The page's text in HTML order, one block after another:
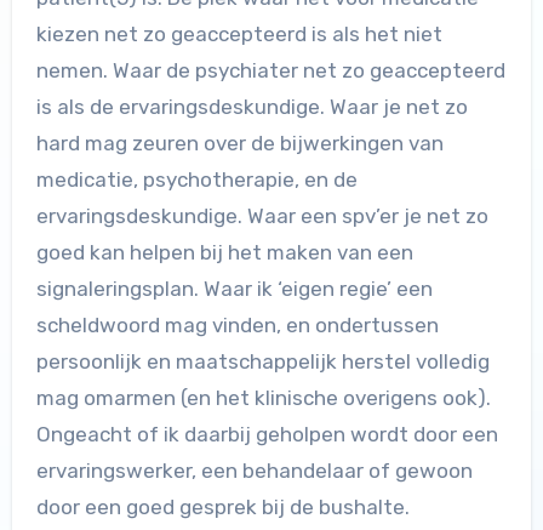
kiezen net zo geaccepteerd is als het niet
nemen. Waar de psychiater net zo geaccepteerd
is als de ervaringsdeskundige. Waar je net zo
hard mag zeuren over de bijwerkingen van
medicatie, psychotherapie, en de
ervaringsdeskundige. Waar een spv’er je net zo
goed kan helpen bij het maken van een
signaleringsplan. Waar ik ‘eigen regie’ een
scheldwoord mag vinden, en ondertussen
persoonlijk en maatschappelijk herstel volledig
mag omarmen (en het klinische overigens ook).
Ongeacht of ik daarbij geholpen wordt door een
ervaringswerker, een behandelaar of gewoon
door een goed gesprek bij de bushalte.